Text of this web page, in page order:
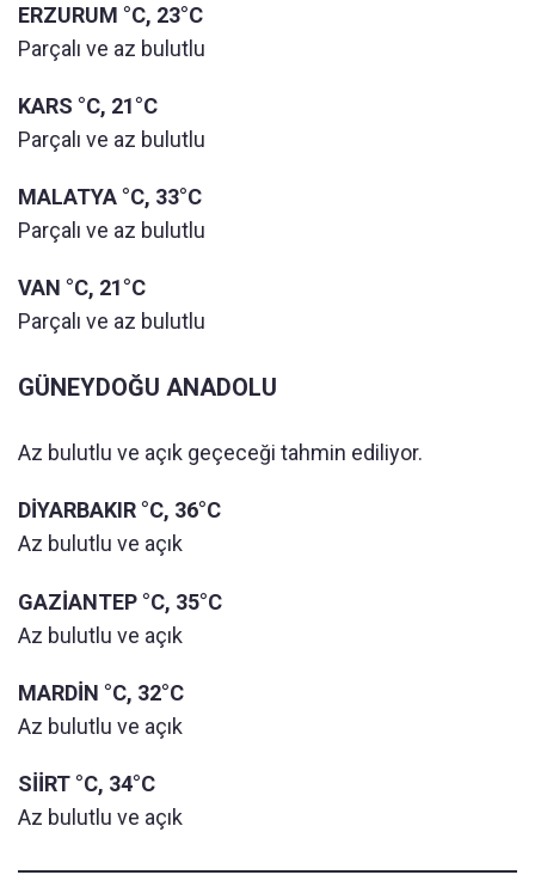
ERZURUM °C, 23°C
Parçalı ve az bulutlu
KARS °C, 21°C
Parçalı ve az bulutlu
MALATYA °C, 33°C
Parçalı ve az bulutlu
VAN °C, 21°C
Parçalı ve az bulutlu
GÜNEYDOĞU ANADOLU
Az bulutlu ve açık geçeceği tahmin ediliyor.
DİYARBAKIR °C, 36°C
Az bulutlu ve açık
GAZİANTEP °C, 35°C
Az bulutlu ve açık
MARDİN °C, 32°C
Az bulutlu ve açık
SİİRT °C, 34°C
Az bulutlu ve açık